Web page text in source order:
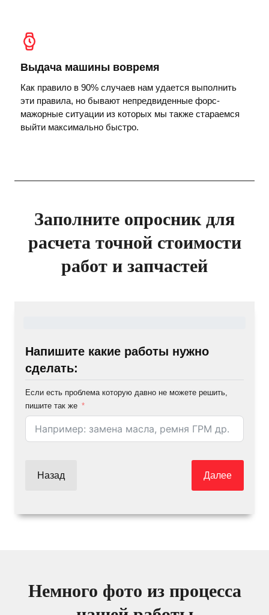
Выдача машины вовремя
Как правило в 90% случаев нам удается выполнить
эти правила, но бывают непредвиденные форс-
мажорные ситуации из которых мы также стараемся
выйти максимально быстро.
Заполните опросник для
расчета точной стоимости
работ и запчастей
Напишите какие работы нужно
сделать:
Если есть проблема которую давно не можете решить,
пишите так же
Назад Далее
Немного фото из процесса